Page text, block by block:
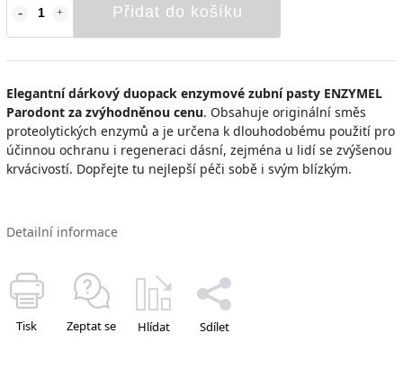
Přidat do košíku
Elegantní dárkový duopack enzymové zubní pasty ENZYMEL
Parodont za zvýhodněnou cenu. Obsahuje originální směs
proteolytických enzymů a je určena k dlouhodobému použití pro
účinnou ochranu i regeneraci dásní, zejména u lidí se zvýšenou
krvácivostí. Dopřejte tu nejlepší péči sobě i svým blízkým.
Detailní informace
Tisk Zeptat se Hlídat Sdílet